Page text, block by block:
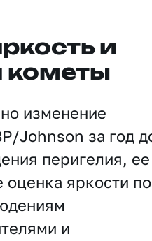
и
кометы
изменение
Johnson за год
перигелия, ее
оценка яркости по
и